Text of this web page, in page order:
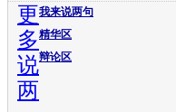
我来说两句
精华区
辩论区
更
多
说
两